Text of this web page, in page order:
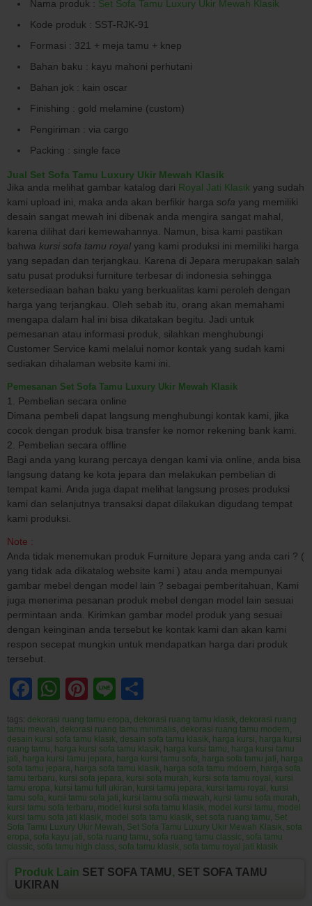
Nama produk : Set Sofa Tamu Luxury Ukir Mewah Klasik
Kode produk : SST-RJK-91
Formasi : 321 + meja tamu + knep
Bahan baku : kayu mahoni perhutani
Bahan jok : kain oscar
Finishing : gold melamine (custom)
Pengiriman : via cargo
Packing : single face
Jual Set Sofa Tamu Luxury Ukir Mewah Klasik
Jika anda melihat gambar katalog dari Royal Jati Klasik yang sudah
kami upload ini, maka anda akan berfikir harga sofa yang memiliki
desain sangat mewah ini dibenak anda mengira sangat mahal,
karena dilihat dari kemewahannya. Namun, bisa kami pastikan
bahwa kursi sofa tamu royal yang kami produksi ini memiliki harga
yang sepadan dan terjangkau. Karena di Jepara merupakan salah
satu pusat produksi furniture terbesar di indonesia sehingga
ketersediaan bahan baku yang berkualitas kami peroleh dengan
harga yang terjangkau. Oleh sebab itu, orang akan memahami
mengapa dalam hal ini bisa dikatakan begitu. Jadi untuk
pemesanan atau informasi produk, silahkan menghubungi
Customer Service kami melalui nomor kontak yang sudah kami
sediakan dihalaman website kami ini.
Pemesanan Set Sofa Tamu Luxury Ukir Mewah Klasik
1. Pembelian secara online
Dimana pembeli dapat langsung menghubungi kontak kami, jika
cocok dengan produk bisa transfer ke nomor rekening bank kami.
2. Pembelian secara offline
Bagi anda yang kurang percaya dengan kami via online, anda bisa
langsung datang ke kota jepara dan melakukan pembelian di
tempat kami. Anda juga dapat melihat langsung proses produksi
kami dan selanjutnya transaksi dapat dilakukan digudang tempat
kami produksi.
Note :
Anda tidak menemukan produk Furniture Jepara yang anda cari ? (
yang tidak ada dikatalog website kami ) atau anda mempunyai
gambar mebel dengan model lain ? sebagai pemberitahuan, Kami
juga menerima pesanan produk mebel dengan model lain sesuai
permintaan anda. Kirimkan gambar model produk yang sesuai
dengan keinginan anda tersebut ke kontak kami dan akan kami
respon secepat mungkin untuk mendapatkan harga dari produk
tersebut.
Facebook
WhatsApp
Pinterest
Line
tags: dekorasi ruang tamu eropa, dekorasi ruang tamu klasik, dekorasi ruang
tamu mewah, dekorasi ruang tamu minimalis, dekorasi ruang tamu modern,
desain kursi sofa tamu klasik, desain sofa tamu klasik, harga kursi, harga kursi
ruang tamu, harga kursi sofa tamu klasik, harga kursi tamu, harga kursi tamu
jati, harga kursi tamu jepara, harga kursi tamu sofa, harga sofa tamu jati, harga
sofa tamu jepara, harga sofa tamu klasik, harga sofa tamu mdoern, harga sofa
tamu terbaru, kursi sofa jepara, kursi sofa murah, kursi sofa tamu royal , kursi
tamu eropa, kursi tamu full ukiran, kursi tamu jepara, kursi tamu royal , kursi
tamu sofa, kursi tamu sofa jati, kursi tamu sofa mewah, kursi tamu sofa murah,
kursi tamu sofa terbaru, model kursi sofa tamu klasik, model kursi tamu, model
kursi tamu sofa jati klasik, model sofa tamu klasik, set sofa ruang tamu, Set
Sofa Tamu Luxury Ukir Mewah, Set Sofa Tamu Luxury Ukir Mewah Klasik, sofa
eropa, sofa kayu jati, sofa ruang tamu, sofa ruang tamu classic, sofa tamu
classic, sofa tamu high class, sofa tamu klasik, sofa tamu royal jati klasik
Produk Lain SET SOFA TAMU, SET SOFA TAMU
UKIRAN